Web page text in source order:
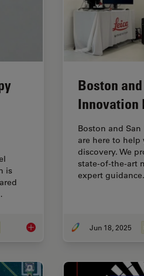
is
A Guide to Using Microscopy for
Boston
Innovation
Boston and
are here to
discovery. We
state-of-the-art
expert
Jun 18, 2025